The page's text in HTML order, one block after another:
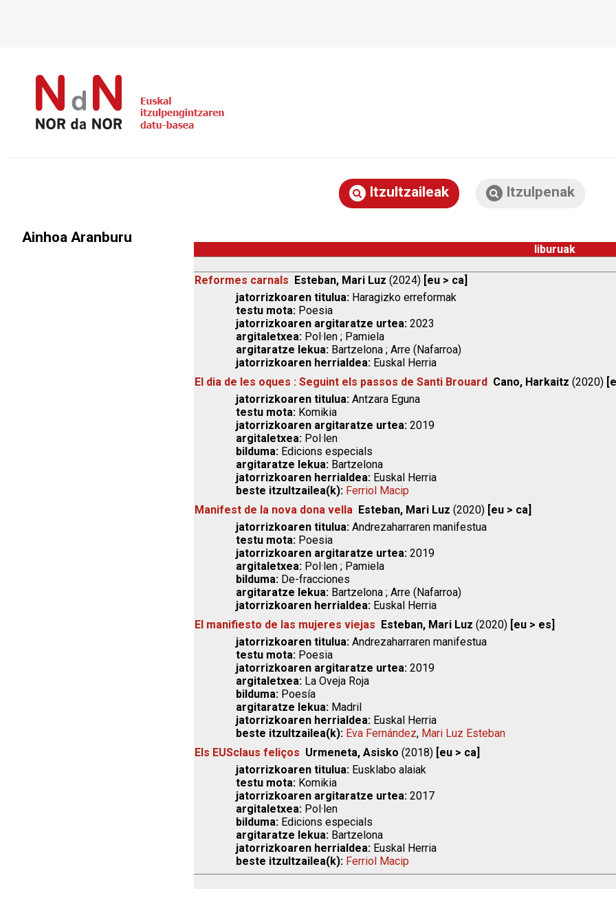
Itzultzaileak Itzulpenak
Ainhoa Aranburu
liburuak
Reformes carnals Esteban, Mari Luz (2024) [eu > ca]
jatorrizkoaren titulua: Haragizko erreformak
testu mota: Poesia
jatorrizkoaren argitaratze urtea: 2023
argitaletxea: Pol·len ; Pamiela
argitaratze lekua: Bartzelona ; Arre (Nafarroa)
jatorrizkoaren herrialdea: Euskal Herria
El dia de les oques : Seguint els passos de Santi Brouard Cano, Harkaitz (2020)
jatorrizkoaren titulua: Antzara Eguna
testu mota: Komikia
jatorrizkoaren argitaratze urtea: 2019
argitaletxea: Pol·len
bilduma: Edicions especials
argitaratze lekua: Bartzelona
jatorrizkoaren herrialdea: Euskal Herria
beste itzultzailea(k): Ferriol Macip
Manifest de la nova dona vella Esteban, Mari Luz (2020) [eu > ca]
jatorrizkoaren titulua: Andrezaharraren manifestua
testu mota: Poesia
jatorrizkoaren argitaratze urtea: 2019
argitaletxea: Pol·len ; Pamiela
bilduma: De-fracciones
argitaratze lekua: Bartzelona ; Arre (Nafarroa)
jatorrizkoaren herrialdea: Euskal Herria
El manifiesto de las mujeres viejas Esteban, Mari Luz (2020) [eu > es]
jatorrizkoaren titulua: Andrezaharraren manifestua
testu mota: Poesia
jatorrizkoaren argitaratze urtea: 2019
argitaletxea: La Oveja Roja
bilduma: Poesía
argitaratze lekua: Madril
jatorrizkoaren herrialdea: Euskal Herria
beste itzultzailea(k): Eva Fernández, Mari Luz Esteban
Els EUSclaus feliços Urmeneta, Asisko (2018) [eu > ca]
jatorrizkoaren titulua: Eusklabo alaiak
testu mota: Komikia
jatorrizkoaren argitaratze urtea: 2017
argitaletxea: Pol·len
bilduma: Edicions especials
argitaratze lekua: Bartzelona
jatorrizkoaren herrialdea: Euskal Herria
beste itzultzailea(k): Ferriol Macip